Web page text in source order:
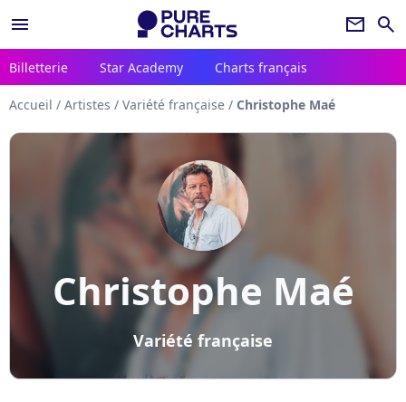
menu newsletter search
Billetterie Star Academy Charts français
Accueil / Artistes / Variété française / Christophe Maé
Christophe Maé
Variété française